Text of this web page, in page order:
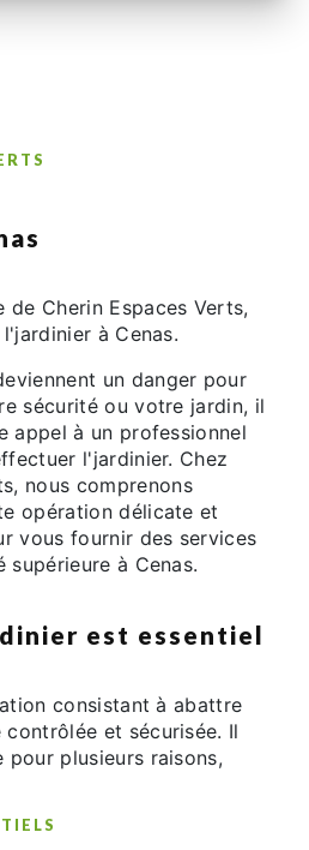
de Cherin Espaces Verts,
à Cenas.
un danger pour
sécurité ou votre jardin, il
appel à un professionnel
l'jardinier. Chez
nous comprenons
opération délicate et
vous fournir des services
à Cenas.
est essentiel
consistant à abattre
contrôlée et sécurisée. Il
pour plusieurs raisons,